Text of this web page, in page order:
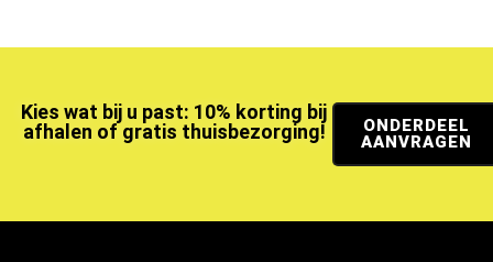
Kies wat bij u past: 10% korting bij
afhalen of gratis thuisbezorging!
ONDERDEEL
AANVRAGEN